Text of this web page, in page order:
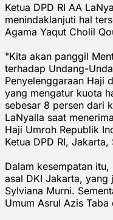
Ketua DPD RI AA
menindaklanjuti hal
Agama Yaqut Cholil
"Kita akan panggil
terhadap Undang-
Penyelenggaraan Haji
yang mengatur kuota
sebesar 8 persen dari
LaNyalla saat
Haji Umroh Republik
Ketua DPD RI,
Dalam kesempatan
asal DKI Jakarta, yang
Sylviana Murni.
Umum Asrul Azis